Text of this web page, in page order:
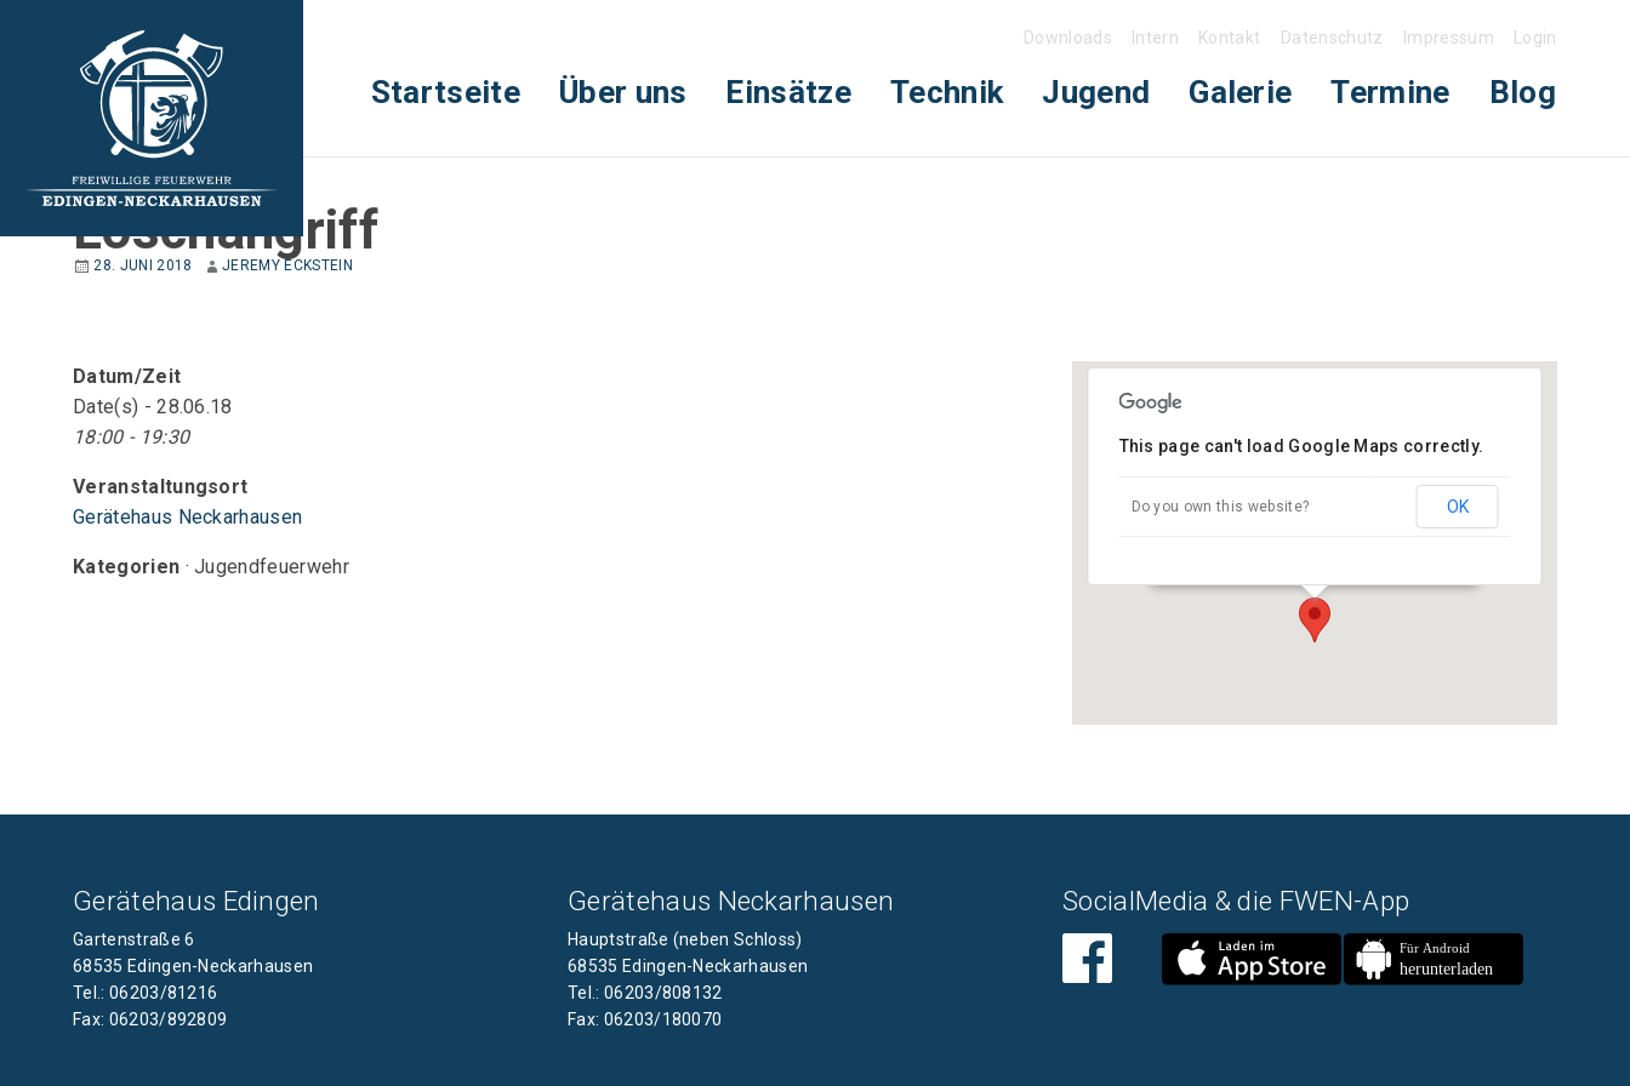
Downloads Intern Kontakt Datenschutz Impressum Login
Startseite Über uns Einsätze Technik Jugend Galerie Termine Blog
Löschangriff
28. JUNI 2018 JEREMY ECKSTEIN
Gerätehaus Neckarhausen
This page can't load Google Maps correctly.
Do you own this website? OK
Datum/Zeit
Date(s) - 28.06.18
18:00 - 19:30
Veranstaltungsort
Gerätehaus Neckarhausen
Kategorien · Jugendfeuerwehr
Gerätehaus Edingen
Gartenstraße 6
68535 Edingen-Neckarhausen
Tel.: 06203/81216
Fax: 06203/892809
Gerätehaus Neckarhausen
Hauptstraße (neben Schloss)
68535 Edingen-Neckarhausen
Tel.: 06203/808132
Fax: 06203/180070
SocialMedia & die FWEN-App